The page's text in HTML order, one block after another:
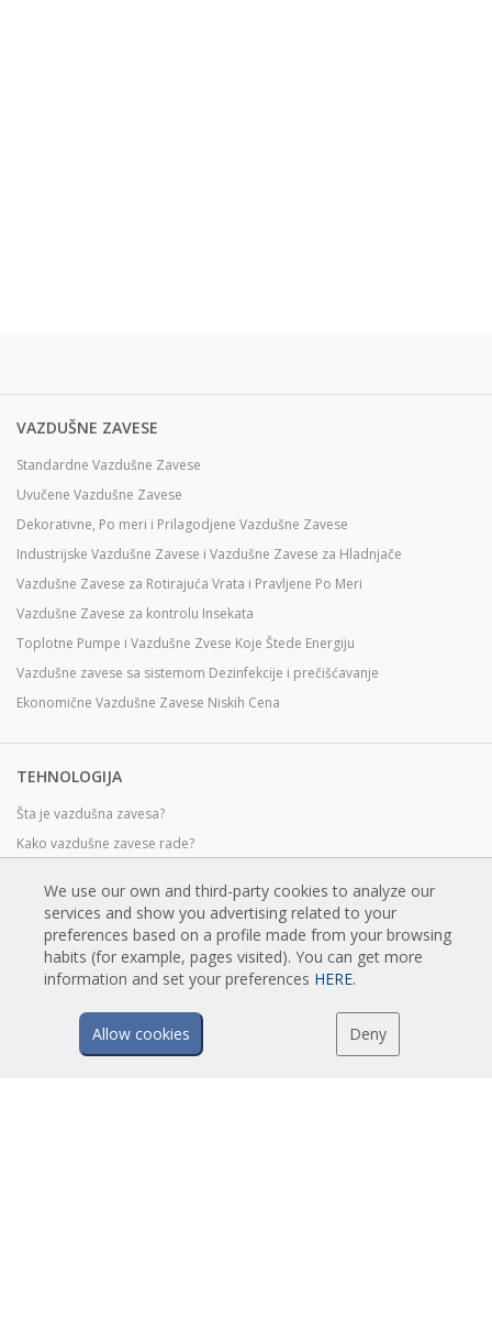
VAZDUŠNE ZAVESE
Standardne Vazdušne Zavese
Uvučene Vazdušne Zavese
Dekorativne, Po meri i Prilagodjene Vazdušne Zavese
Industrijske Vazdušne Zavese i Vazdušne Zavese za Hladnjače
Vazdušne Zavese za Rotirajuća Vrata i Pravljene Po Meri
Vazdušne Zavese za kontrolu Insekata
Toplotne Pumpe i Vazdušne Zvese Koje Štede Energiju
Vazdušne zavese sa sistemom Dezinfekcije i prečišćavanje
Ekonomične Vazdušne Zavese Niskih Cena
TEHNOLOGIJA
Šta je vazdušna zavesa?
Kako vazdušne zavese rade?
Vazdušne zavese sa grejnom pumpom
EC vazdušne zavese
Airtècnics vazdušne zavese
PREUZIMANJA
We use our own and third-party cookies to analyze our
services and show you advertising related to your
preferences based on a profile made from your browsing
habits (for example, pages visited). You can get more
information and set your preferences HERE.
Allow cookies Deny